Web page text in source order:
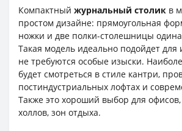
Компактный журнальный столик в
простом дизайне: прямоугольная
ножки и две полки-столешницы
Такая модель идеально подойдет для
не требуются особые изыски.
будет смотреться в стиле кантри,
постиндустриальных лофтах и
Также это хороший выбор для
холлов, зон отдыха.